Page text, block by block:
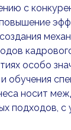
с
особо
обучения
носит
подходов, с